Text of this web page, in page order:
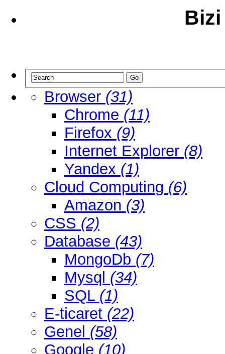
Browser (31)
Chrome (11)
Firefox (9)
Internet Explorer (8)
Yandex (1)
Cloud Computing (6)
Amazon (3)
CSS (2)
Database (43)
MongoDb (7)
Mysql (34)
SQL (1)
E-ticaret (22)
Genel (58)
Google (10)